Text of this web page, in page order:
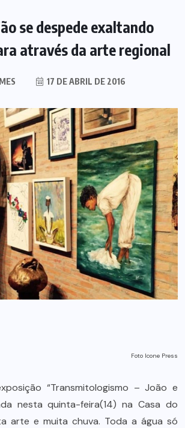
se despede exaltando
através da arte regional
17 DE ABRIL DE 2016
Foto Icone Press
“Transmitologismo – João e
nesta quinta-feira(14) na Casa do
arte e muita chuva. Toda a água só